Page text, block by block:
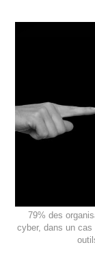
79% des
cyber, dans un